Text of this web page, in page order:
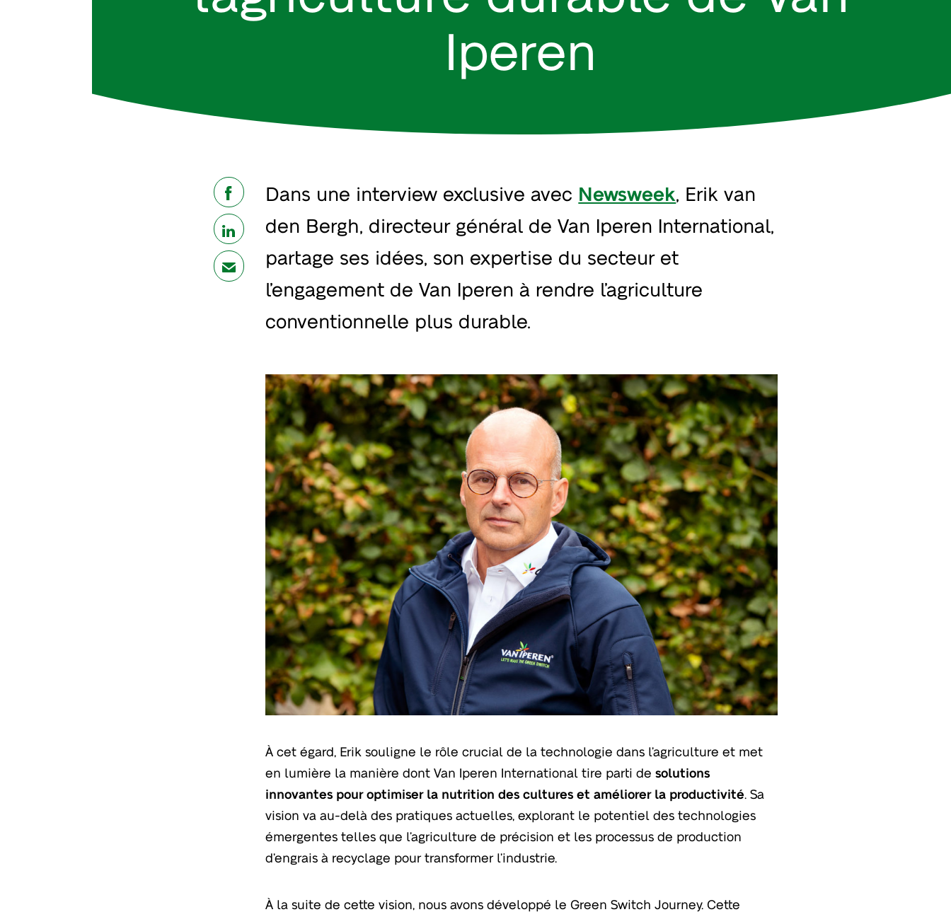
Iperen
share
share
mail
Dans une interview exclusive avec Newsweek, Erik van
den Bergh, directeur général de Van Iperen International,
partage ses idées, son expertise du secteur et
l’engagement de Van Iperen à rendre l’agriculture
conventionnelle plus durable.
À cet égard, Erik souligne le rôle crucial de la technologie dans l’agriculture et met
en lumière la manière dont Van Iperen International tire parti desolutions
innovantes pour optimiser la nutrition des cultures et améliorer la productivité . Sa
vision va au-delà des pratiques actuelles, explorant le potentiel des technologies
émergentes telles que l’agriculture de précision et les processus de production
d’engrais à recyclage pour transformer l’industrie.
À la suite de cette vision, nous avons développé le Green Switch Journey. Cette